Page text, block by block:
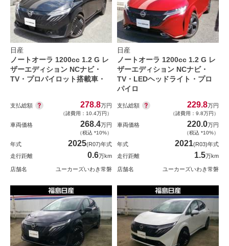
日産
ノートオーラ 1200cc 1.2 G レ
ザーエディション NCナビ・
TV・プロパイロット搭載車・
支払総額 278.8万円
（諸費用：10.4万円）
車両価格 268.4万円
（税込 *10%）
年式 2025(R07)年式
走行距離
0.6万km
店舗名 ユーカーズいわき常磐
日産
ノートオーラ 1200cc 1.2 G レ
ザーエディション NCナビ・
TV・LEDヘッドライト・プロ
パイロ
支払総額 229.8万円
（諸費用：9.8万円）
車両価格 220.0万円
（税込 *10%）
年式 2021(R03)年式
走行距離
1.5万km
店舗名 ユーカーズいわき常磐